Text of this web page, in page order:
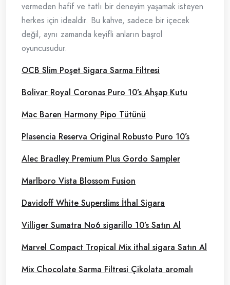
vermeden hafif ve tatlı bir deneyim yaşamak isteyen
herkes için idealdir. Bu kahve, sadece bir içecek
değil, aynı zamanda keyifli anların başrol
oyuncusudur.
OCB Slim Poşet Sigara Sarma Filtresi
Bolivar Royal Coronas Puro 10’s Ahşap Kutu
Mac Baren Harmony Pipo Tütünü
Plasencia Reserva Original Robusto Puro 10’s
Alec Bradley Premium Plus Gordo Sampler
Marlboro Vista Blossom Fusion
Davidoff White Superslims İthal Sigara
Villiger Sumatra No6 sigarillo 10’s Satın Al
Marvel Compact Tropical Mix ithal sigara Satın Al
Mix Chocolate Sarma Filtresi Çikolata aromalı